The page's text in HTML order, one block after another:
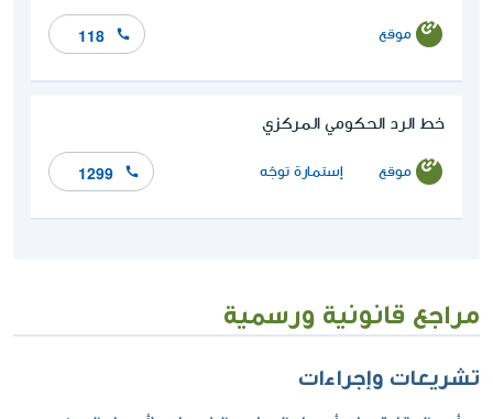
موقع 118
خط الرد الحكومي المركزي
موقع إستمارة توجّه 1299
مراجع قانونية ورسمية
تشريعات وإجراءات